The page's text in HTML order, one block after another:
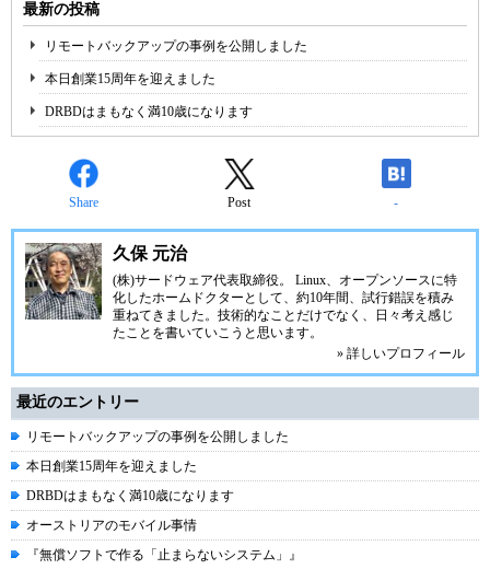
最新の投稿
リモートバックアップの事例を公開しました
本日創業15周年を迎えました
DRBDはまもなく満10歳になります
Share Post -
久保 元治
(株)サードウェア代表取締役。 Linux、オープンソースに特
化したホームドクターとして、約10年間、試行錯誤を積み
重ねてきました。技術的なことだけでなく、日々考え感じ
たことを書いていこうと思います。
» 詳しいプロフィール
最近のエントリー
リモートバックアップの事例を公開しました
本日創業15周年を迎えました
DRBDはまもなく満10歳になります
オーストリアのモバイル事情
『無償ソフトで作る「止まらないシステム」』